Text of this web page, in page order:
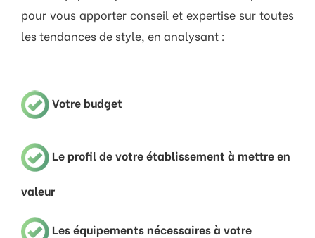
pour vous apporter conseil et expertise sur toutes
les tendances de style, en analysant :
Votre budget
Le profil de votre établissement à mettre en
valeur
Les équipements nécessaires à votre